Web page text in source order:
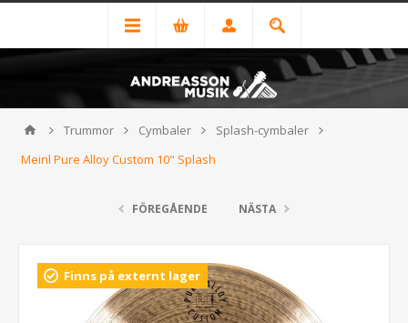
Trummor Cymbaler
Splash-cymbaler
Meinl Pure Alloy Custom 10" Splash
FÖREGÅENDE NÄSTA
Finns på externt lager